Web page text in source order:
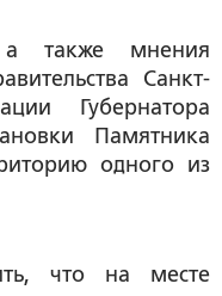
также мнения
Санкт-
Губернатора
Памятника
одного из
что на месте